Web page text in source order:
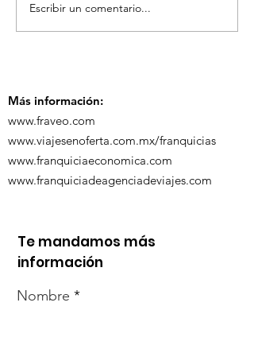
TourTravelynByFraveo
participó en la
Escribir un comentario...
Más información:
www.fraveo.com
www.viajesenoferta.com.mx/franquicias
www.franquiciaeconomica.com
www.franquiciadeagenciadeviajes.com
Te mandamos más
información
Nombre